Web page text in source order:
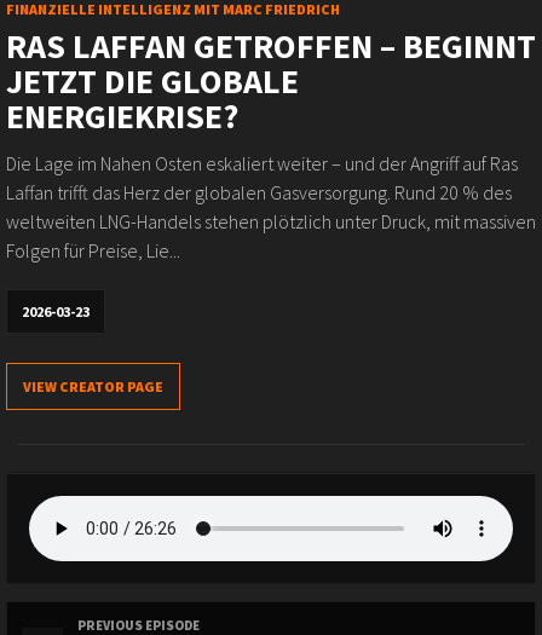
FINANZIELLE INTELLIGENZ MIT MARC FRIEDRICH
RAS LAFFAN GETROFFEN – BEGINNT
JETZT DIE GLOBALE
ENERGIEKRISE?
Die Lage im Nahen Osten eskaliert weiter – und der Angriff auf Ras
Laffan trifft das Herz der globalen Gasversorgung. Rund 20 % des
weltweiten LNG-Handels stehen plötzlich unter Druck, mit massiven
Folgen für Preise, Lie...
2026-03-23
VIEW CREATOR PAGE
PREVIOUS EPISODE